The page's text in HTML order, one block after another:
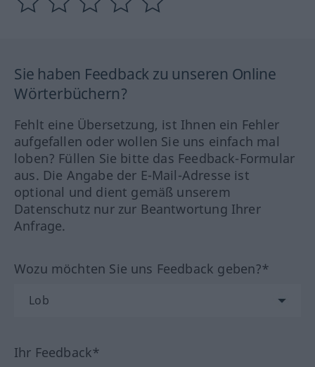
Sie haben Feedback zu unseren Online
Wörterbüchern?
Fehlt eine Übersetzung, ist Ihnen ein Fehler
aufgefallen oder wollen Sie uns einfach mal
loben? Füllen Sie bitte das Feedback-Formular
aus. Die Angabe der E-Mail-Adresse ist
optional und dient gemäß unserem
Datenschutz nur zur Beantwortung Ihrer
Anfrage.
Wozu möchten Sie uns Feedback geben?*
Ihr Feedback*